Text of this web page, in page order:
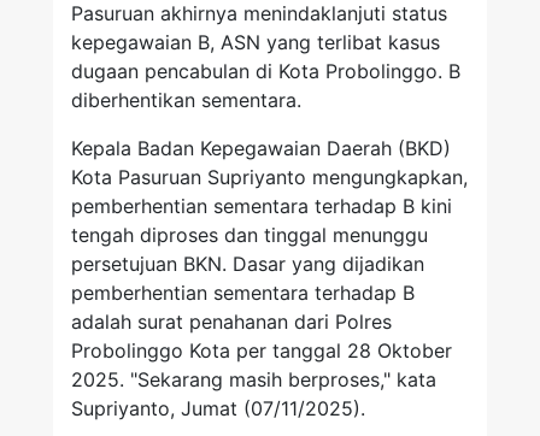
Pasuruan akhirnya menindaklanjuti status
kepegawaian B, ASN yang terlibat kasus
dugaan pencabulan di Kota Probolinggo. B
diberhentikan sementara.
Kepala Badan Kepegawaian Daerah (BKD)
Kota Pasuruan Supriyanto mengungkapkan,
pemberhentian sementara terhadap B kini
tengah diproses dan tinggal menunggu
persetujuan BKN. Dasar yang dijadikan
pemberhentian sementara terhadap B
adalah surat penahanan dari Polres
Probolinggo Kota per tanggal 28 Oktober
2025. "Sekarang masih berproses," kata
Supriyanto, Jumat (07/11/2025).